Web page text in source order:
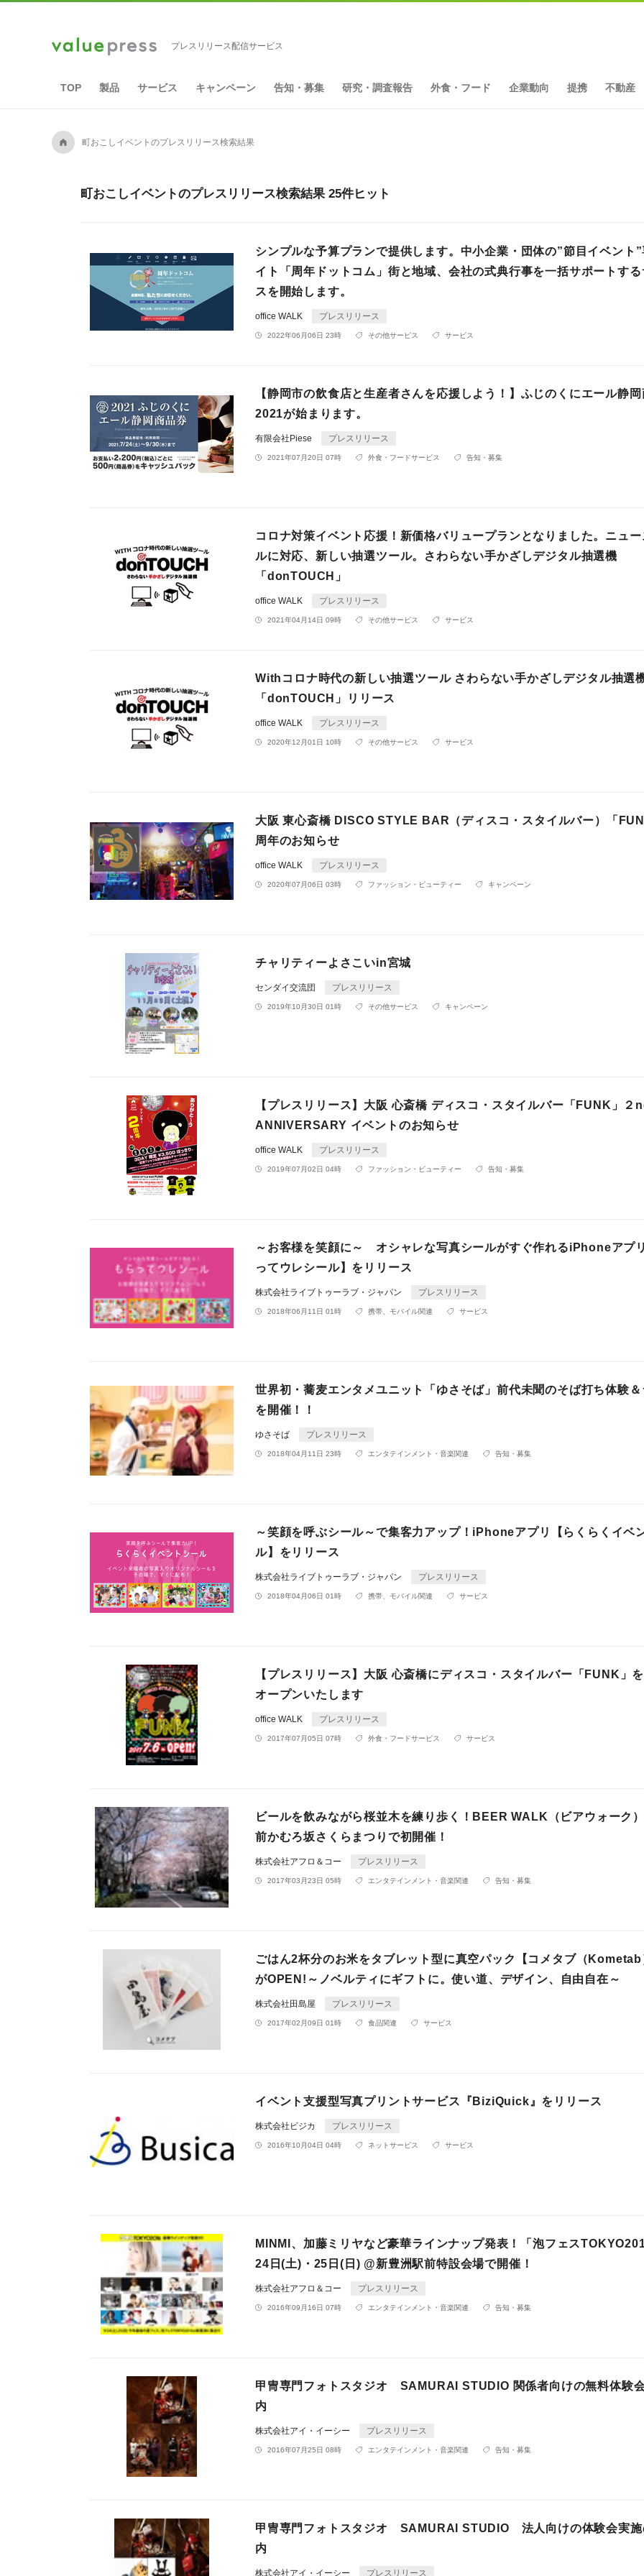
プレスリリース配信サービス
TOP 製品 サービス キャンペーン 告知・募集 研究・調査報告 外食・フード 企業動向 提携 不動産
A 町おこしイベントのプレスリリース検索結果
町おこしイベントのプレスリリース検索結果 25件ヒット
シンプルな予算プランで提供します。中小企業・団体の”節目イベント
イト「周年ドットコム」街と地域、会社の式典行事を一括サポートす
スを開始します。
office WALK プレスリリース
2022年06月06日 23時 その他サービス サービス
【静岡市の飲食店と生産者さんを応援しよう！】ふじのくにエール静
2021が始まります。
有限会社Piese プレスリリース
2021年07月20日 07時 外食・フードサービス 告知・募集
コロナ対策イベント応援！新価格バリュープランとなりました。​​ニュー
ルに対応、新しい抽選ツール。さわらない​​手かざし​デジタル抽選機
「donTOUCH」
office WALK プレスリリース
2021年04月14日 09時 その他サービス サービス
Withコロナ時代の新しい抽選ツール さわらない手かざしデジタル抽選
「donTOUCH」リリース
office WALK プレスリリース
2020年12月01日 10時 その他サービス サービス
大阪 東心斎橋 DISCO STYLE BAR（ディスコ・スタイルバー）「
周年のお知らせ
office WALK プレスリリース
2020年07月06日 03時 ファッション・ビューティー キャンペーン
チャリティーよさこいin宮城
センダイ交流団 プレスリリース
2019年10月30日 01時 その他サービス キャンペーン
【プレスリリース】大阪 心斎橋 ディスコ・スタイルバー「FUNK」２
ANNIVERSARY イベントのお知らせ
office WALK プレスリリース
2019年07月02日 04時 ファッション・ビューティー 告知・募集
～お客様を笑顔に～ オシャレな写真シールがすぐ作れるiPhoneアプ
ってウレシール】をリリース
株式会社ライブトゥーラブ・ジャパン プレスリリース
2018年06月11日 01時 携帯、モバイル関連 サービス
世界初・蕎麦エンタメユニット「ゆさそば」前代未聞のそば打ち体験
を開催！！
ゆさそば プレスリリース
2018年04月11日 23時 エンタテインメント・音楽関連 告知・募集
～笑顔を呼ぶシール～で集客力アップ！iPhoneアプリ【らくらくイベ
ル】をリリース
株式会社ライブトゥーラブ・ジャパン プレスリリース
2018年04月06日 01時 携帯、モバイル関連 サービス
【プレスリリース】大阪 心斎橋にディスコ・スタイルバー「FUNK」
オープンいたします
office WALK プレスリリース
2017年07月05日 07時 外食・フードサービス サービス
ビールを飲みながら桜並木を練り歩く！BEER WALK（ビアウォーク
前かむろ坂さくらまつりで初開催！
株式会社アフロ＆コー プレスリリース
2017年03月23日 05時 エンタテインメント・音楽関連 告知・募集
ごはん2杯分のお米をタブレット型に真空パック【コメタブ（Kometab
がOPEN!～ノベルティにギフトに。使い道、デザイン、自由自在～
株式会社田島屋 プレスリリース
2017年02月09日 01時 食品関連 サービス
イベント支援型写真プリントサービス『BiziQuick』をリリース
株式会社ビジカ プレスリリース
2016年10月04日 04時 ネットサービス サービス
MINMI、加藤ミリヤなど豪華ラインナップ発表！「泡フェス
24日(土)・25日(日) @新豊洲駅前特設会場で開催！
株式会社アフロ＆コー プレスリリース
2016年09月16日 07時 エンタテインメント・音楽関連 告知・募集
甲冑専門フォトスタジオ SAMURAI STUDIO 関係者向けの無料体験
内
株式会社アイ・イーシー プレスリリース
2016年07月25日 08時 エンタテインメント・音楽関連 告知・募集
甲冑専門フォトスタジオ SAMURAI STUDIO 法人向けの体験会実施
内
株式会社アイ・イーシー プレスリリース